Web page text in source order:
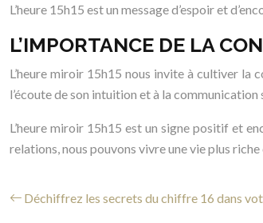
L’heure 15h15 est un message d’espoir et
L’IMPORTANCE DE LA
L’heure miroir 15h15 nous invite à cultiver la
l’écoute de son intuition et à la
L’heure miroir 15h15 est un signe positif et
relations, nous pouvons vivre une vie plus riche
Déchiffrez les secrets du chiffre 16 dans